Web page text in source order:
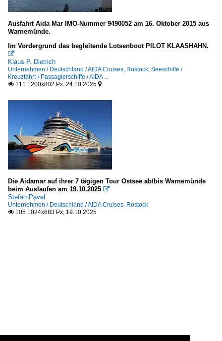
Ausfahrt Aida Mar IMO-Nummer 9490052 am 16. Oktober 2015 aus
Warnemünde.
Im Vordergrund das begleitende Lotsenboot PILOT KLAASHAHN.

Klaus-P. Dietrich
Unternehmen / Deutschland / AIDA Cruises, Rostock Seeschiffe /
Kreuzfahrt-/ Passagierschiffe / AIDA ...
 111 1200x802 Px, 24.10.2025 
Die Aidamar auf ihrer 7 tägigen Tour Ostsee ab/bis Warnemünde
beim Auslaufen am 19.10.2025 
Stefan Pavel
Unternehmen / Deutschland / AIDA Cruises, Rostock
 105 1024x683 Px, 19.10.2025